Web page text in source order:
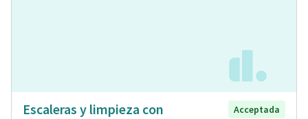
Escaleras y limpieza con
Acceptada